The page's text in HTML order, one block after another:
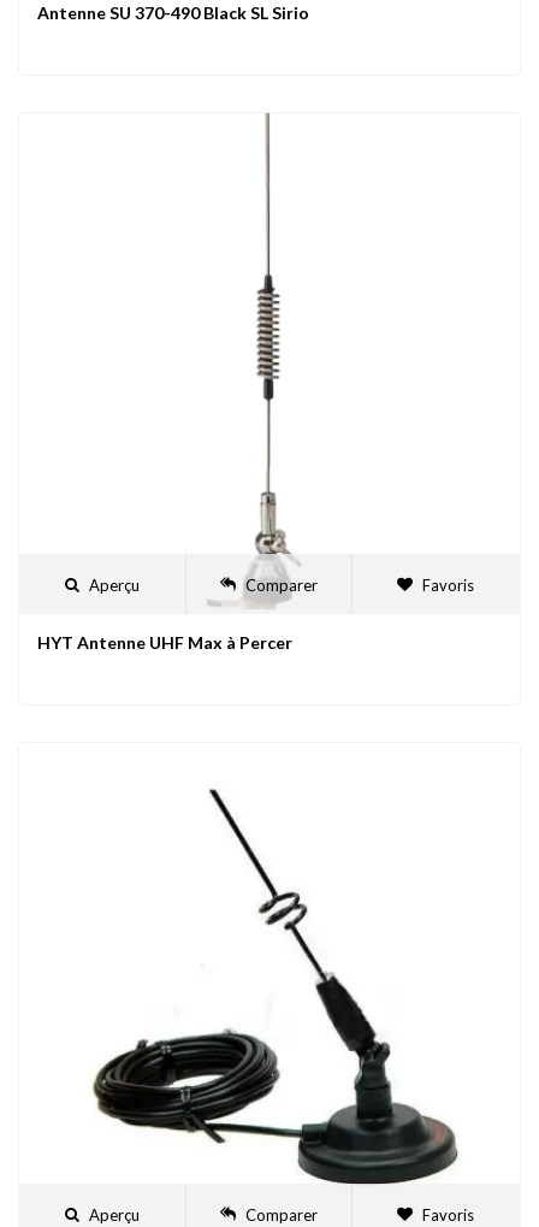
Antenne SU 370-490 Black SL Sirio
Aperçu Comparer Favoris
HYT Antenne UHF Max à Percer
Aperçu Comparer Favoris